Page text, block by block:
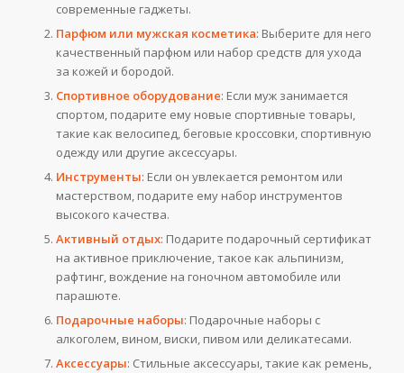
современные гаджеты.
Парфюм или мужская косметика: Выберите для него
качественный парфюм или набор средств для ухода
за кожей и бородой.
Спортивное оборудование: Если муж занимается
спортом, подарите ему новые спортивные товары,
такие как велосипед, беговые кроссовки, спортивную
одежду или другие аксессуары.
Инструменты: Если он увлекается ремонтом или
мастерством, подарите ему набор инструментов
высокого качества.
Активный отдых: Подарите подарочный сертификат
на активное приключение, такое как альпинизм,
рафтинг, вождение на гоночном автомобиле или
парашюте.
Подарочные наборы: Подарочные наборы с
алкоголем, вином, виски, пивом или деликатесами.
Аксессуары: Стильные аксессуары, такие как ремень,